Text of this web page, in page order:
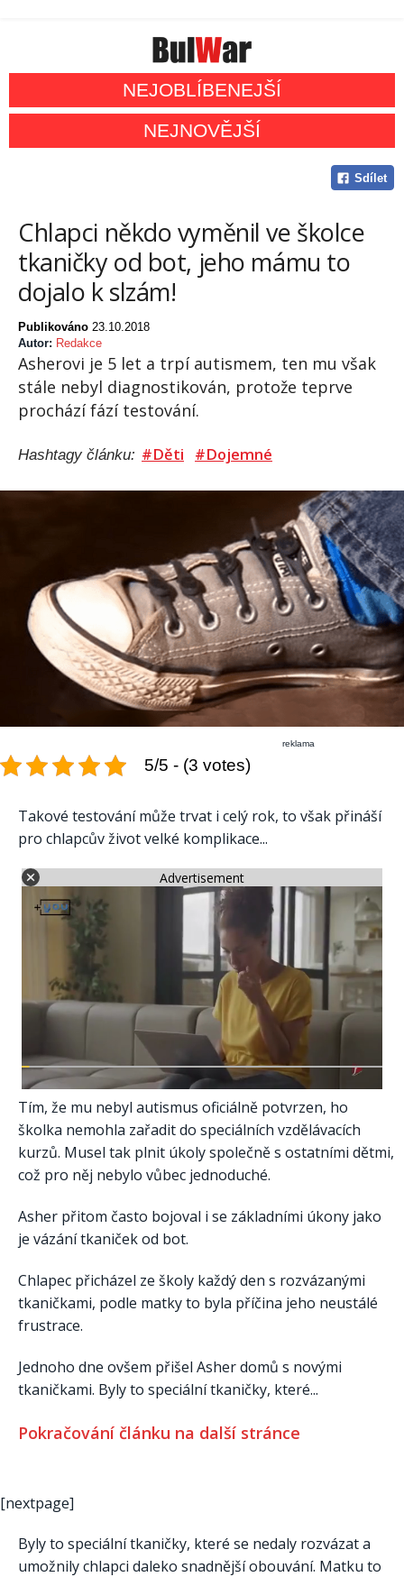
NEJOBLÍBENEJŠÍ
NEJNOVĚJŠÍ
Sdílet
Chlapci někdo vyměnil ve školce
tkaničky od bot, jeho mámu to
dojalo k slzám!
Publikováno 23.10.2018
Autor: Redakce
Asherovi je 5 let a trpí autismem, ten mu však
stále nebyl diagnostikován, protože teprve
prochází fází testování.
Hashtagy článku: #Děti #Dojemné
reklama
5/5 - (3 votes)
Takové testování může trvat i celý rok, to však přináší
pro chlapcův život velké komplikace...
Advertisement
Tím, že mu nebyl autismus oficiálně potvrzen, ho
školka nemohla zařadit do speciálních vzdělávacích
kurzů. Musel tak plnit úkoly společně s ostatními dětmi,
což pro něj nebylo vůbec jednoduché.
Asher přitom často bojoval i se základními úkony jako
je vázání tkaniček od bot.
Chlapec přicházel ze školy každý den s rozvázanými
tkaničkami, podle matky to byla příčina jeho neustálé
frustrace.
Jednoho dne ovšem přišel Asher domů s novými
tkaničkami. Byly to speciální tkaničky, které...
Pokračování článku na další stránce
[nextpage]
Byly to speciální tkaničky, které se nedaly rozvázat a
umožnily chlapci daleko snadnější obouvání. Matku to